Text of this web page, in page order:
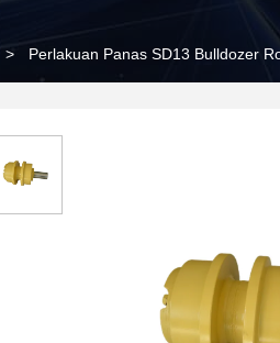
> Perlakuan Panas SD13 Bulldozer